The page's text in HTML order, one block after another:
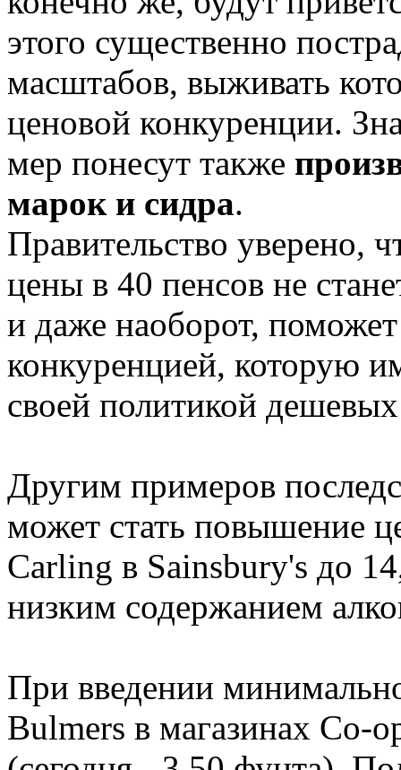
этого существенно
масштабов, выживать
ценовой конкуренции.
мер понесут также
марок и сидра.
Правительство уверено,
цены в 40 пенсов не
и даже наоборот,
конкуренцией, которую
своей политикой
Другим примеров
может стать повышение
Carling в Sainsbury's до
низким содержанием
При введении
Bulmers в магазинах Co-